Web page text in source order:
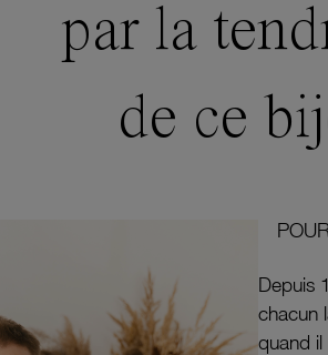
par la
de ce
Depuis
chacun
quand